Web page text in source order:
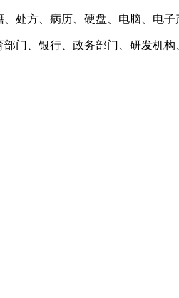
处方、病历、硬盘、电脑、电
门、银行、政务部门、研发机构